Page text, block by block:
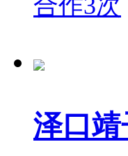
泽口靖